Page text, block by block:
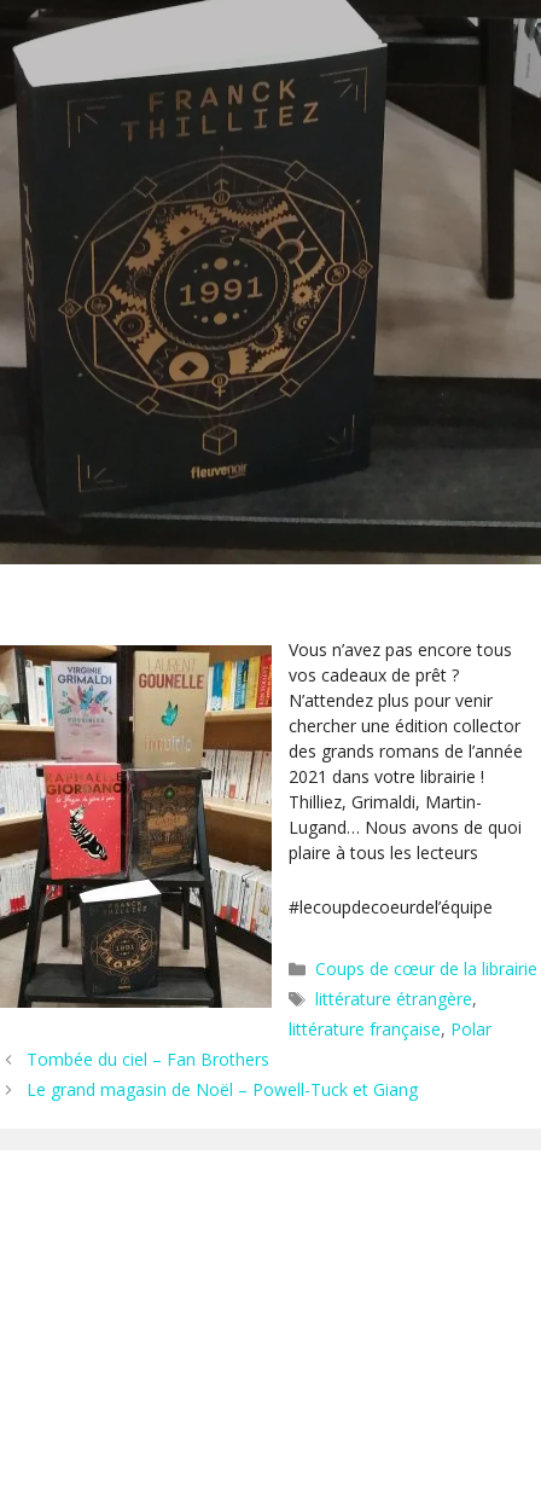
Vous n’avez pas encore tous
vos cadeaux de prêt ?
N’attendez plus pour venir
chercher une édition collector
des grands romans de l’année
2021 dans votre librairie !
Thilliez, Grimaldi, Martin-
Lugand… Nous avons de quoi
plaire à tous les lecteurs
#lecoupdecoeurdel’équipe
Catégories
Coups de cœur de la librairie
Étiquettes
littérature étrangère,
littérature française, Polar
Tombée du ciel – Fan Brothers
Le grand magasin de Noël – Powell-Tuck et Giang